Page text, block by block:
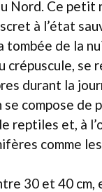
Nord. Ce petit
à l’état
tombée de la
crépuscule, se
durant la
compose de
reptiles et, à
comme les
30 et 40 cm,